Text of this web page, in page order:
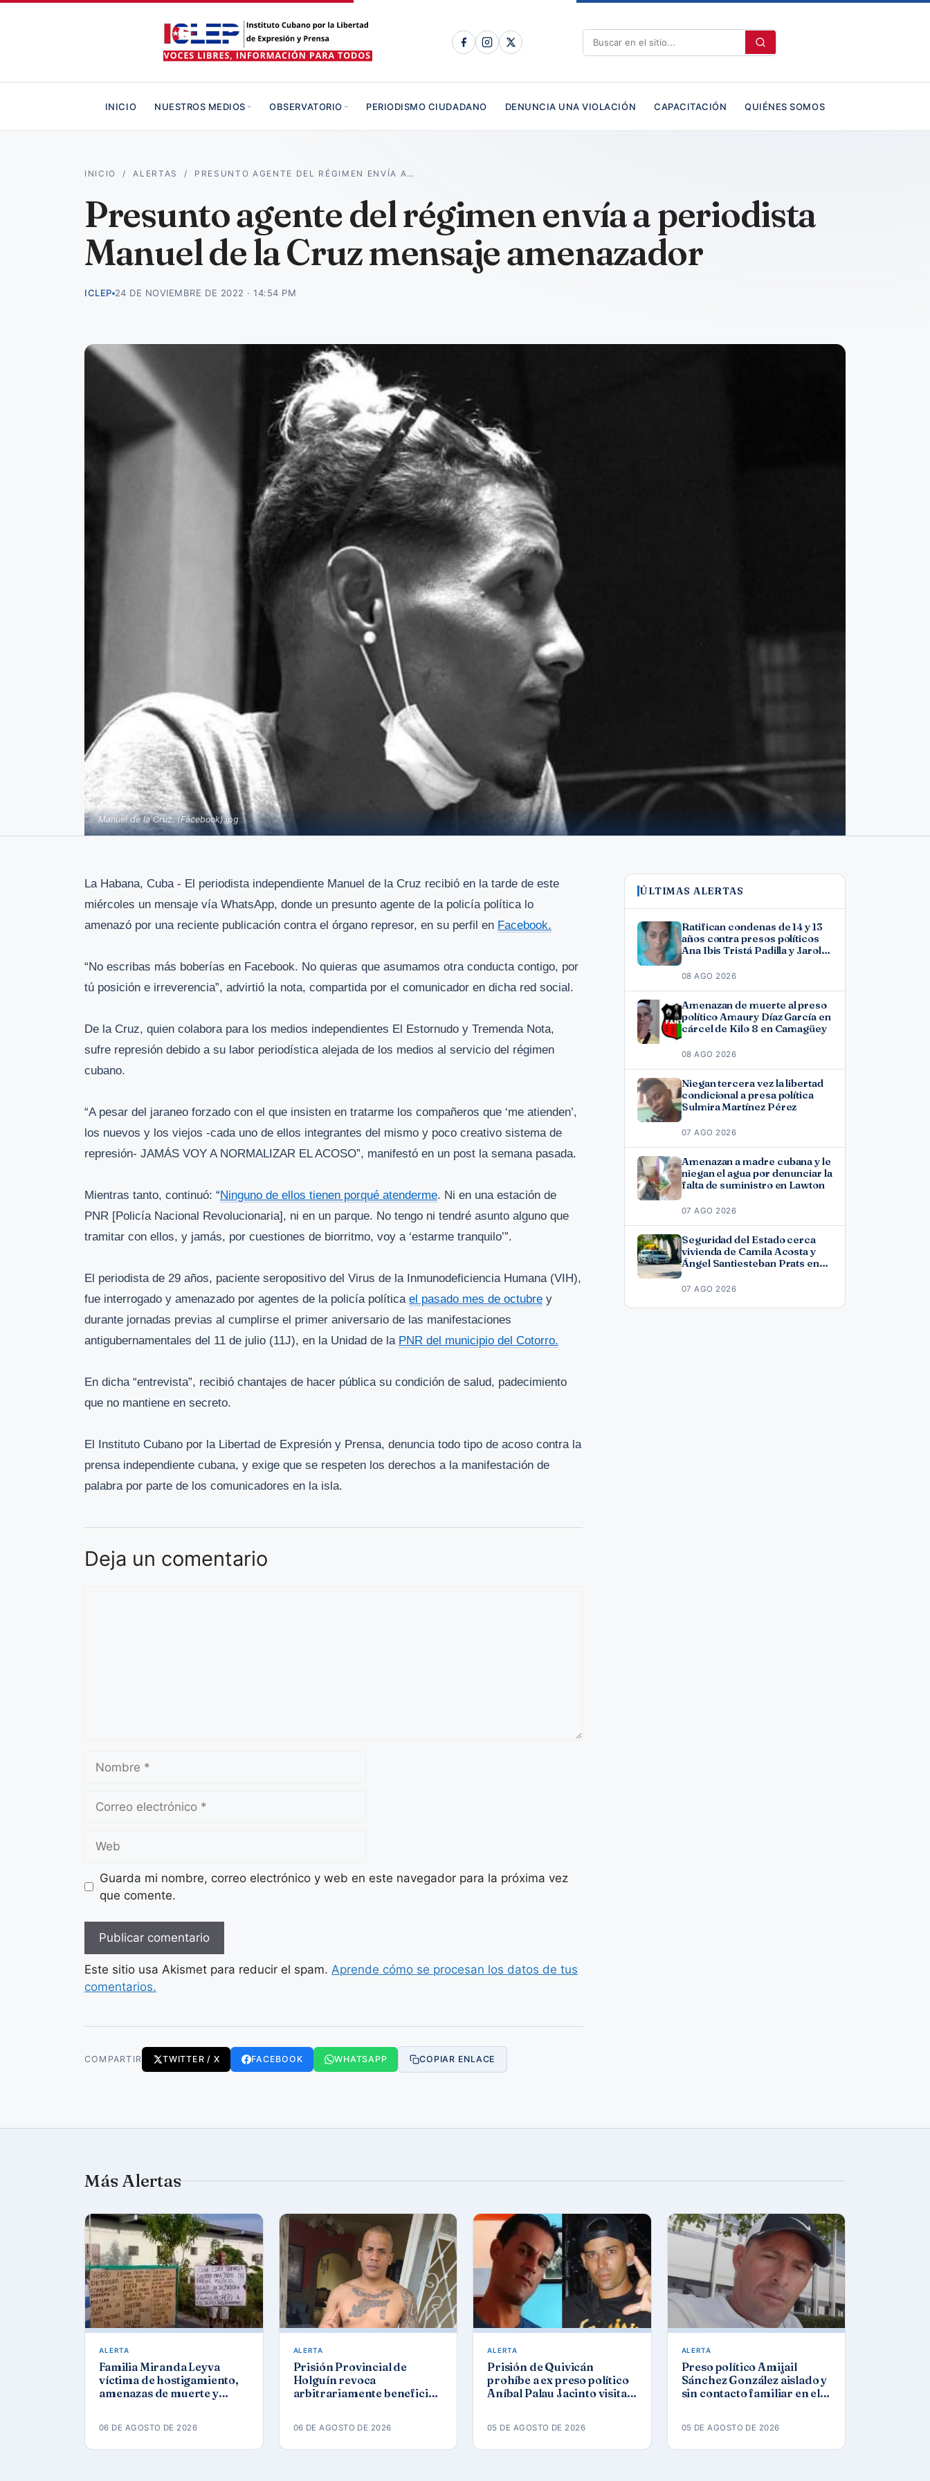
INICIO NUESTROS MEDIOS OBSERVATORIO PERIODISMO CIUDADANO DENUNCIA UNA VIOLACIÓN CAPACITACIÓN QUIÉNES SOMOS
INICIO /ALERTAS / PRESUNTO AGENTE DEL RÉGIMEN ENVÍA A…
Presunto agente del régimen envía a periodista
Manuel de la Cruz mensaje amenazador
ICLEP 24 DE NOVIEMBRE DE 2022 · 14:54 PM
Manuel de la Cruz. (Facebook).jpg
La Habana, Cuba - El periodista independiente Manuel de la Cruz recibió en la tarde de este
miércoles un mensaje vía WhatsApp, donde un presunto agente de la policía política lo
amenazó por una reciente publicación contra el órgano represor, en su perfil en Facebook.
“No escribas más boberías en Facebook. No quieras que asumamos otra conducta contigo, por
tú posición e irreverencia”, advirtió la nota, compartida por el comunicador en dicha red social.
De la Cruz, quien colabora para los medios independientes El Estornudo y Tremenda Nota,
sufre represión debido a su labor periodística alejada de los medios al servicio del régimen
cubano.
“A pesar del jaraneo forzado con el que insisten en tratarme los compañeros que ‘me atienden’,
los nuevos y los viejos -cada uno de ellos integrantes del mismo y poco creativo sistema de
represión- JAMÁS VOY A NORMALIZAR EL ACOSO”, manifestó en un post la semana pasada.
Mientras tanto, continuó: “Ninguno de ellos tienen porqué atenderme. Ni en una estación de
PNR [Policía Nacional Revolucionaria], ni en un parque. No tengo ni tendré asunto alguno que
tramitar con ellos, y jamás, por cuestiones de biorritmo, voy a ‘estarme tranquilo’”.
El periodista de 29 años, paciente seropositivo del Virus de la Inmunodeficiencia Humana (VIH),
fue interrogado y amenazado por agentes de la policía política el pasado mes de octubre y
durante jornadas previas al cumplirse el primer aniversario de las manifestaciones
antigubernamentales del 11 de julio (11J), en la Unidad de la PNR del municipio del Cotorro.
En dicha “entrevista”, recibió chantajes de hacer pública su condición de salud, padecimiento
que no mantiene en secreto.
El Instituto Cubano por la Libertad de Expresión y Prensa, denuncia todo tipo de acoso contra la
prensa independiente cubana, y exige que se respeten los derechos a la manifestación de
palabra por parte de los comunicadores en la isla.
Deja un comentario
electrónico
Guarda mi nombre, correo electrónico y web en este navegador para la próxima vez
que comente.
Este sitio usa Akismet para reducir el spam. Aprende cómo se procesan los datos de tus
comentarios.
COMPARTIR TWITTER / X FACEBOOK WHATSAPP COPIAR ENLACE
ÚLTIMAS ALERTAS
Ratifican condenas de 14 y 13
años contra presos políticos
Ana Ibis Tristá Padilla y Jarol
08 AGO 2026
Amenazan de muerte al preso
político Amaury Díaz García en
cárcel de Kilo 8 en Camagüey
08 AGO 2026
Niegan tercera vez la libertad
condicional a presa política
Sulmira Martínez Pérez
07 AGO 2026
Amenazan a madre cubana y le
niegan el agua por denunciar la
falta de suministro en Lawton
07 AGO 2026
Seguridad del Estado cerca
vivienda de Camila Acosta y
Ángel Santiesteban Prats en
07 AGO 2026
Más Alertas
ALERTA
Familia Miranda Leyva
víctima de hostigamiento,
amenazas de muerte y
06 DE AGOSTO DE 2026
ALERTA
Prisión Provincial de
Holguín revoca
arbitrariamente beneficios
06 DE AGOSTO DE 2026
ALERTA
Prisión de Quivicán
prohíbe a ex preso político
Aníbal Palau Jacinto visitar
05 DE AGOSTO DE 2026
ALERTA
Preso político Amijail
Sánchez González aislado y
sin contacto familiar en el
05 DE AGOSTO DE 2026